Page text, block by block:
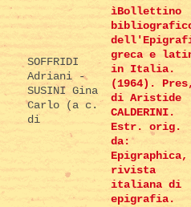
SOFFRIDI
Adriani -
SUSINI Gina
Carlo (a c.
di
ìBollettino
greca e
in Italia.
(1964).
di Aristide
CALDERINI.
Estr. orig.
da:
Epigraphica,
rivista
italiana di
epigrafia.